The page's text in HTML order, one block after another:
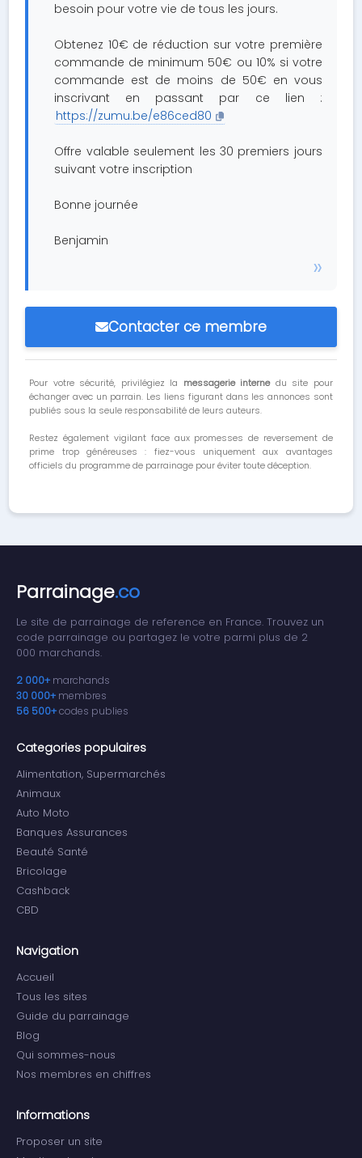
besoin pour votre vie de tous les jours.
Obtenez 10€ de réduction sur votre première
commande de minimum 50€ ou 10% si votre
commande est de moins de 50€ en vous
inscrivant en passant par ce lien :
https://zumu.be/e86ced80
Offre valable seulement les 30 premiers jours
suivant votre inscription
Bonne journée
Benjamin
Contacter ce membre
Pour votre sécurité, privilégiez la messagerie internedu site pour
échanger avec un parrain. Les liens figurant dans les annonces sont
publiés sous la seule responsabilité de leurs auteurs.
Restez également vigilant face aux promesses de reversement de
prime trop généreuses : fiez-vous uniquement aux avantages
officiels du programme de parrainage pour éviter toute déception.
Parrainage.co
Le site de parrainage de reference en France. Trouvez un
code parrainage ou partagez le votre parmi plus de 2
000 marchands.
2 000+ marchands
30 000+ membres
56 500+codes publies
Categories populaires
Alimentation, Supermarchés
Animaux
Auto Moto
Banques Assurances
Beauté Santé
Bricolage
Cashback
CBD
Navigation
Accueil
Tous les sites
Guide du parrainage
Blog
Qui sommes-nous
Nos membres en chiffres
Informations
Proposer un site